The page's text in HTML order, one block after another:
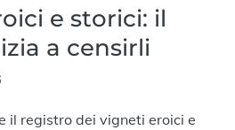
e storici: il
a censirli
il registro dei vigneti eroici e